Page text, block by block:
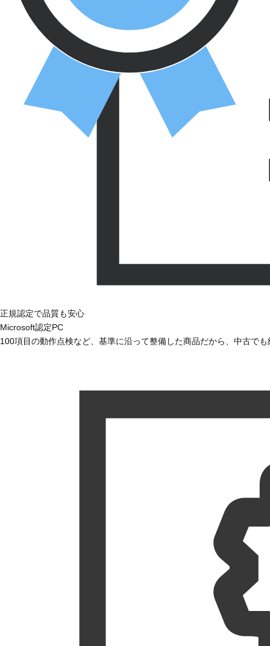
正規認定で品質も安心
Microsoft認定PC
100項目の動作点検など、基準に沿って整備した商品だから、中古で